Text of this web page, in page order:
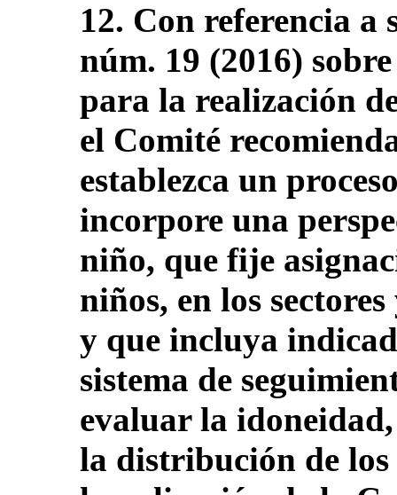
12. Con referencia a
núm. 19 (2016)
para la realización
el Comité
establezca un
incorpore una
niño, que fije
niños, en los
y que incluya
sistema de
evaluar la
la distribución de los